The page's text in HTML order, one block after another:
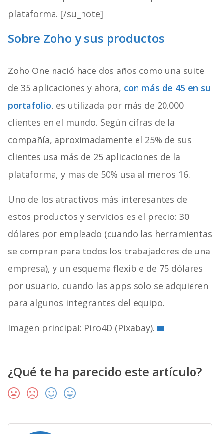
plataforma. [/su_note]
Sobre Zoho y sus productos
Zoho One nació hace dos años como una suite
de 35 aplicaciones y ahora, con más de 45 en su
portafolio, es utilizada por más de 20.000
clientes en el mundo. Según cifras de la
compañía, aproximadamente el 25% de sus
clientes usa más de 25 aplicaciones de la
plataforma, y mas de 50% usa al menos 16.
Uno de los atractivos más interesantes de
estos productos y servicios es el precio: 30
dólares por empleado (cuando las herramientas
se compran para todos los trabajadores de una
empresa), y un esquema flexible de 75 dólares
por usuario, cuando las apps solo se adquieren
para algunos integrantes del equipo.
Imagen principal: Piro4D (Pixabay).
¿Qué te ha parecido este artículo?